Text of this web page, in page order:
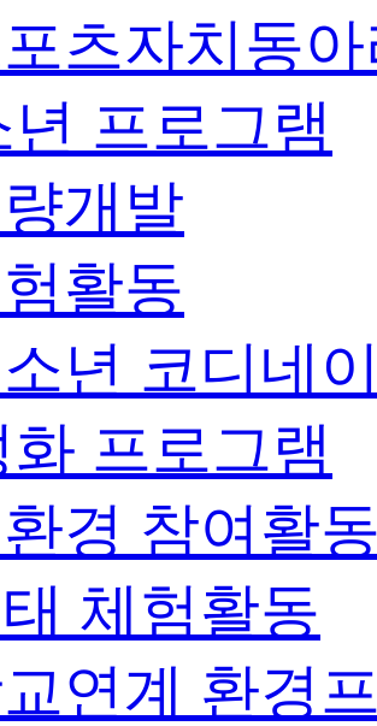
츠자치동
년 프로그램
개발
활동
년 코디네
화 프로그램
경 참여활
체험활동
연계 환경